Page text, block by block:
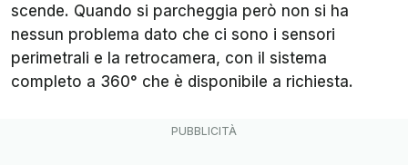
scende. Quando si parcheggia però non si ha
nessun problema dato che ci sono i sensori
perimetrali e la retrocamera, con il sistema
completo a 360° che è disponibile a richiesta.